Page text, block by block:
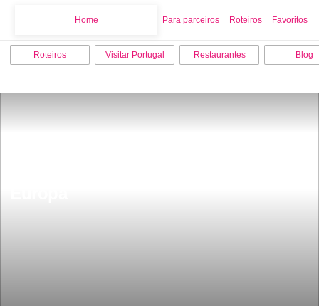
Home Para parceiros Roteiros Favoritos
Roteiros Visitar Portugal Restaurantes Blog